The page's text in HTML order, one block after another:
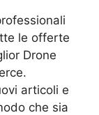
le offerte
Drone
articoli e
che sia